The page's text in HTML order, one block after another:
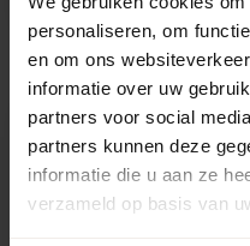
personaliseren, om
en om ons
informatie over uw
partners voor social
partners kunnen deze
informatie die u aan ze
verzameld op basis van
1.595,00